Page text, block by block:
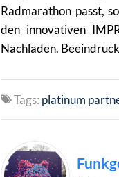
Radmarathon passt,
den innovativen
Nachladen.
Tags: platinum